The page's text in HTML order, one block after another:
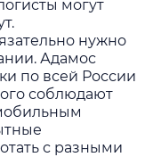
могут
нужно
Адамос
по всей России
соблюдают
с разными